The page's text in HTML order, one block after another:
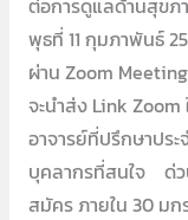
ต่อการดูแลด้านสุขภ
พุธที่ 11 กุมภาพันธ์
ผ่าน Zoom Meeting
จะนำส่ง Link
อาจารย์ที่ปรึกษาปร
บุคลากรที่สนใจ ด่ว
สมัคร ภายใน 30 มก